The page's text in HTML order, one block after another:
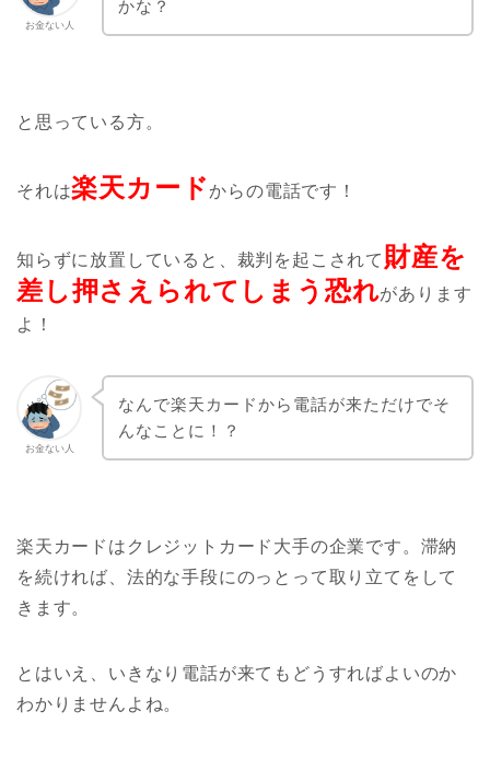
お金ない人
かな？
と思っている方。
それは楽天カードからの電話です！
知らずに放置していると、裁判を起こされて 財産を
差し押さえられてしまう恐れがあります
よ！
お金ない人
なんで楽天カードから電話が来ただけでそ
んなことに！？
楽天カードはクレジットカード大手の企業です。滞納
を続ければ、法的な手段にのっとって取り立てをして
きます。
とはいえ、いきなり電話が来てもどうすればよいのか
わかりませんよね。